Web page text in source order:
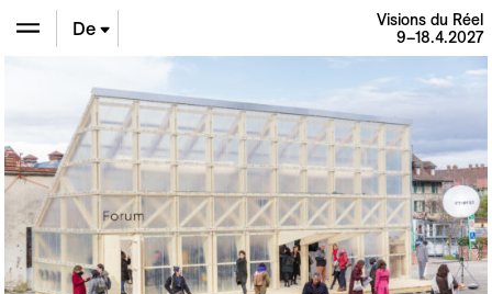
En
De
Fr
Visions du Réel
9–18.4.2027